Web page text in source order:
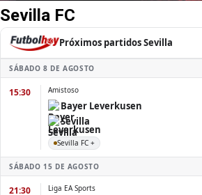
Sevilla FC